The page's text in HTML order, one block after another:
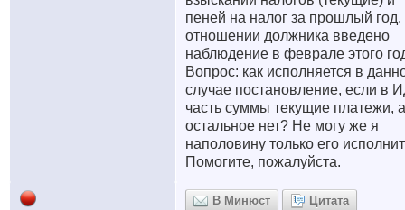
пеней на налог за прошлый
отношении должника введено
наблюдение в феврале этого
Вопрос: как исполняется в
случае постановление, если в
часть суммы текущие платежи, а
остальное нет? Не могу же я
наполовину только его
Помогите, пожалуйста.
В Минюст
Цитата